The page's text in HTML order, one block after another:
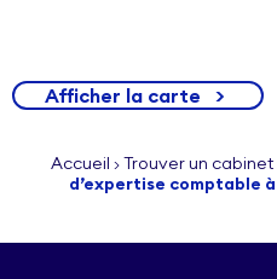
Afficher la carte >
Accueil > Trouver un cabinet
d’expertise comptable